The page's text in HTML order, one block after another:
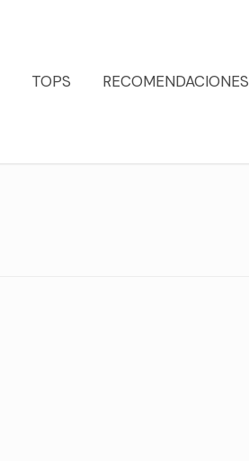
TOPS RECOMENDACIONES